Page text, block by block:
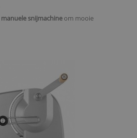
manuele snijmachine om mooie